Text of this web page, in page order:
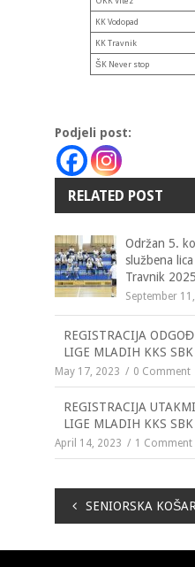
KK Vodopad
KK Travnik
ŠK Never stop
Podjeli post:
RELATED POST
Održan 5.
službena
Travnik 2025
September
REGISTRACIJA
LIGE MLADIH KKS SBK
May 17, 2023 0 Comment
REGISTRACIJA
LIGE MLADIH KKS SBK
April 14, 2023 1 Comment
Navigacija